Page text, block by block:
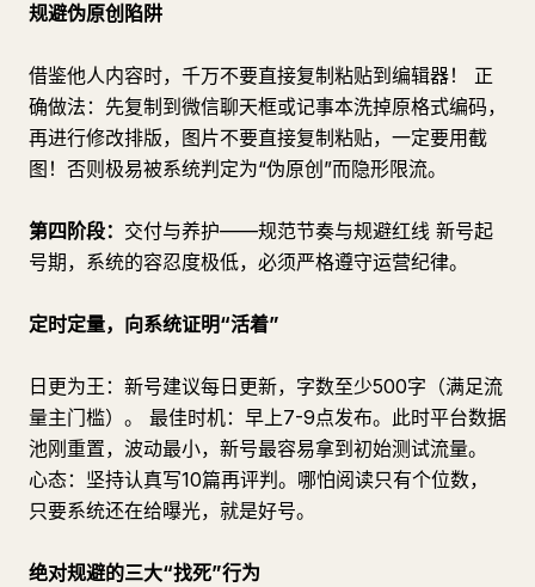
规避伪原创陷阱
借鉴他人内容时，千万不要直接复制粘贴到编辑器！ 正
确做法：先复制到微信聊天框或记事本洗掉原格式编码，
再进行修改排版，图片不要直接复制粘贴，一定要用截
图！否则极易被系统判定为“伪原创”而隐形限流。
第四阶段： 交付与养护——规范节奏与规避红线 新号起
号期，系统的容忍度极低，必须严格遵守运营纪律。
定时定量，向系统证明“活着”
日更为王：新号建议每日更新，字数至少500字（满足流
量主门槛）。 最佳时机：早上7-9点发布。此时平台数据
池刚重置，波动最小，新号最容易拿到初始测试流量。
心态：坚持认真写10篇再评判。哪怕阅读只有个位数，
只要系统还在给曝光，就是好号。
绝对规避的三大“找死”行为